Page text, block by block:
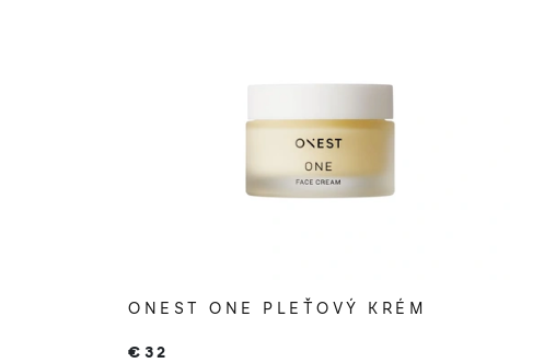
ONEST ONE PLEŤOVÝ KRÉM
€32